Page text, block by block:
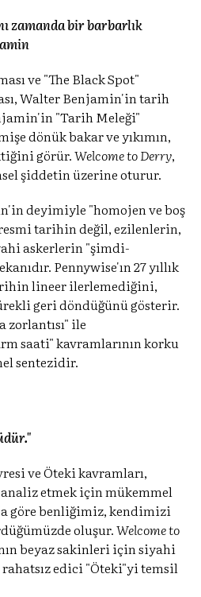
zamanda bir barbarlık
ve "The Black Spot"
Walter Benjamin'in tarih
"Tarih Meleği"
dönük bakar ve yıkımın,
görür.Welcome to Derry,
şiddetin üzerine oturur.
deyimiyle "homojen ve boş
tarihin değil, ezilenlerin,
askerlerin "şimdi-
Pennywise'ın 27 yıllık
lineer ilerlemediğini,
geri döndüğünü gösterir.
ile
saati" kavramlarının korku
sentezidir.
ve Öteki kavramları,
analiz etmek için mükemmel
göre benliğimiz, kendimizi
oluşur.Welcome to
beyaz sakinleri için siyahi
edici "Öteki"yi temsil